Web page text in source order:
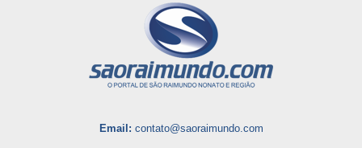
Email: contato@saoraimundo.com